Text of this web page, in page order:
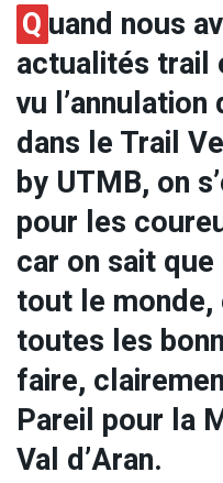
Q uand nous
actualités trail
vu
dans le Trail
by UTMB, on
pour les
car on sait
tout le monde,
toutes les
faire,
Pareil pour la
Val d’Aran.